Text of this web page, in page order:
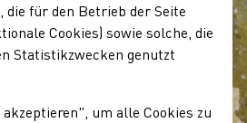
die für den Betrieb der Seite
Cookies) sowie solche, die
Statistikzwecken genutzt
um alle Cookies zu